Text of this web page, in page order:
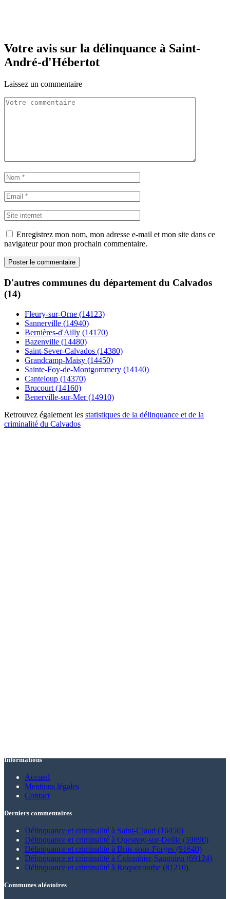
Votre avis sur la délinquance à Saint-
André-d'Hébertot
Laissez un commentaire
Enregistrez mon nom, mon adresse e-mail et mon site dans ce
navigateur pour mon prochain commentaire.
D'autres communes du département du Calvados
(14)
Fleury-sur-Orne (14123)
Sannerville (14940)
Bernières-d'Ailly (14170)
Bazenville (14480)
Saint-Sever-Calvados (14380)
Grandcamp-Maisy (14450)
Sainte-Foy-de-Montgommery (14140)
Canteloup (14370)
Brucourt (14160)
Benerville-sur-Mer (14910)
Retrouvez également les statistiques de la délinquance et de la
criminalité du Calvados
Informations
Accueil
Mentions légales
Contact
Derniers commentaires
Délinquance et criminalité à Saint-Claud (16450)
Délinquance et criminalité à Quesnoy-sur-Deûle (59890)
Délinquance et criminalité à Briis-sous-Forges (91640)
Délinquance et criminalité à Colombier-Saugnieu (69124)
Délinquance et criminalité à Roquecourbe (81210)
Communes aléatoires